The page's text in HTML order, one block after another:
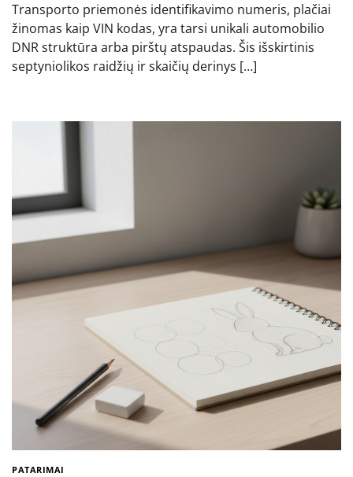
Transporto priemonės identifikavimo numeris, plačiai
žinomas kaip VIN kodas, yra tarsi unikali automobilio
DNR struktūra arba pirštų atspaudas. Šis išskirtinis
septyniolikos raidžių ir skaičių derinys […]
PATARIMAI